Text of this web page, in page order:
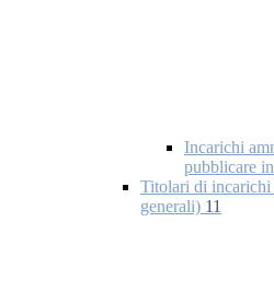
Incarichi
pubblicare
Titolari di
generali) 11